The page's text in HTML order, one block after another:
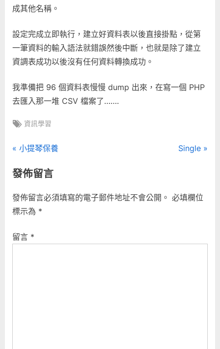
成其他名稱。
設定完成立即執行，建立好資料表以後直接掛點，從第
一筆資料的輸入語法就錯誤然後中斷，也就是除了建立
資調表成功以後沒有任何資料轉換成功。
我準備把 96 個資料表慢慢 dump 出來，在寫一個 PHP
去匯入那一堆 CSV 檔案了…….
Tags:
資訊學習
文
章
導
覽
P
e
i
o
s
小提琴保養
N
P
t
Single
發佈留言
發佈留言必須填寫的電子郵件地址不會公開。 必填欄位
標示為 *
留言 *